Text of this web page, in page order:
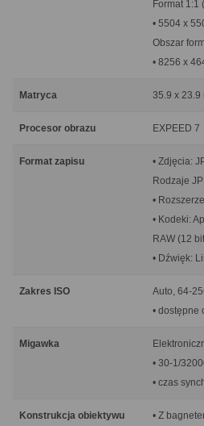
Format 1:1
• 5504 x
Obszar
• 8256 x
Matryca 35.9 x 23.9
Procesor obrazu EXPEED 7
Format zapisu
• Zdjęcia:
Rodzaje
•
• Kodeki:
RAW (12
• Dźwięk:
Zakres ISO
Auto, 64-
• dostępne
Migawka
• 30-1/
• czas
Konstrukcja obiektywu
• Z